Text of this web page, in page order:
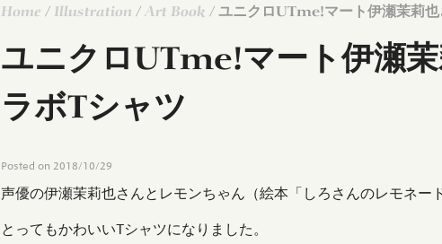
Home / Illustration / Art Book / ユニクロUTme!マート伊瀬茉莉
ユニクロUTme!マート伊瀬
ラボTシャツ
Posted on 2018/10/29
声優の伊瀬茉莉也さんとレモンちゃん（絵本「しろさんのレモネー
とってもかわいいTシャツになりました。